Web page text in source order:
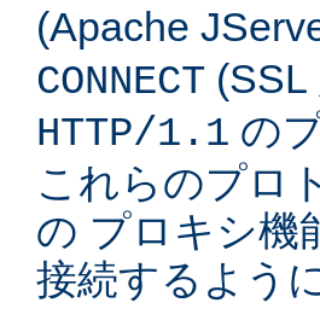
(Apache
CONNECT (SSL
HTTP/1.1 の
これらのプロ
の プロキシ機
接続するよう